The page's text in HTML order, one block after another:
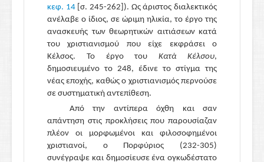
κεφ. 14[σ. 245-262]). Ως άριστος διαλεκτικός
ανέλαβε ο ίδιος, σε ώριμη ηλικία, το έργο της
ανασκευής των θεωρητικών αιτιάσεων κατά
του χριστιανισμού που είχε εκφράσει ο
Κέλσος. Το έργο τουΚατὰ Κέλσου,
δημοσιευμένο το 248, έδινε το στίγμα της
νέας εποχής, καθώς ο χριστιανισμός περνούσε
σε συστηματική αντεπίθεση.
Από την αντίπερα όχθη και σαν
απάντηση στις προκλήσεις που παρουσίαζαν
πλέον οι μορφωμένοι και φιλοσοφημένοι
χριστιανοί, ο Πορφύριος (232-305)
συνέγραψε και δημοσίευσε ένα ογκωδέστατο